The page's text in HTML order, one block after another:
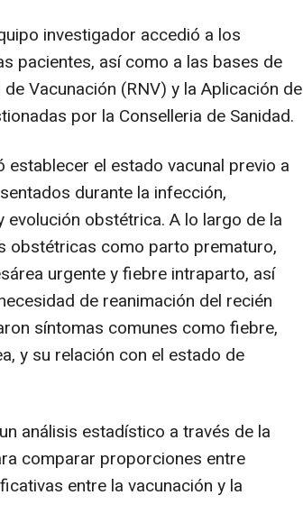
investigador accedió a los
pacientes, así como a las bases de
Vacunación (RNV) y la Aplicación de
por la Conselleria de Sanidad.
el estado vacunal previo a
durante la infección,
obstétrica. A lo largo de la
obstétricas como parto prematuro,
urgente y fiebre intraparto, así
de reanimación del recién
síntomas comunes como fiebre,
y su relación con el estado de
análisis estadístico a través de la
comparar proporciones entre
entre la vacunación y la